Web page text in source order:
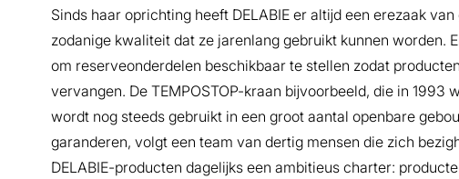
Sinds haar oprichting heeft DELABIE er altĳd een erezaak
zodanige kwaliteit dat ze jarenlang gebruikt kunnen worden.
om reserveonderdelen beschikbaar te stellen zodat
vervangen. De TEMPOSTOP-kraan bĳvoorbeeld, die in
wordt nog steeds gebruikt in een groot aantal openbare
garanderen, volgt een team van dertig mensen die zich
DELABIE-producten dagelĳks een ambitieus charter: